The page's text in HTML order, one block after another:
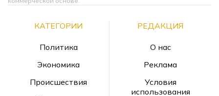
КАТЕГОРИИ
Политика
Экономика
Происшествия
РЕДАКЦИЯ
О нас
Реклама
Условия
использования